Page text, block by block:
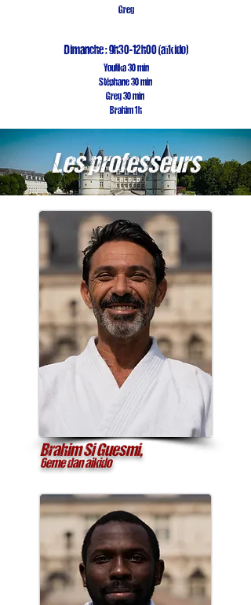
Greg
Dimanche : 9h30-12h00(aïkido)
Youlika 30 min
Stéphane 30 min
Greg 30 min
Brahim 1h
Les professeurs
Brahim Si Guesmi,
6eme dan aikido